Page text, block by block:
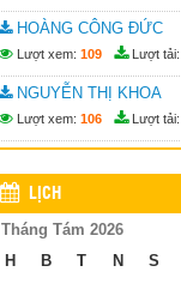
HOÀNG CÔNG ĐỨC
Lượt xem: 109 Lượt tải:
NGUYỄN THỊ KHOA
Lượt xem: 106 Lượt tải:
LỊCH
Tháng Tám 2026
H
B T N S